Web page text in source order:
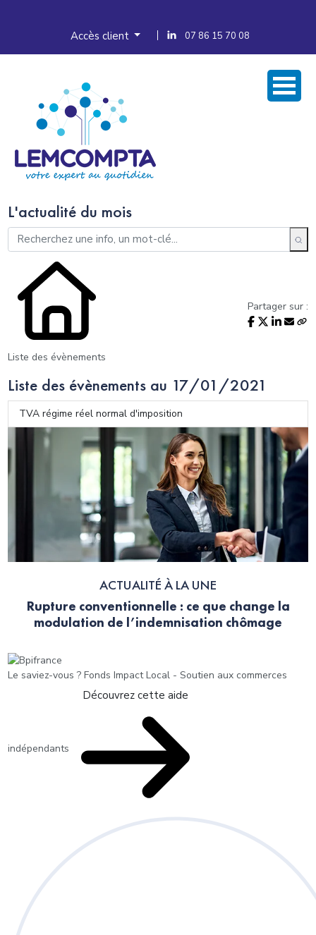
Accès client 07 86 15 70 08
L'actualité du mois
Liste des évènements
Partager sur :
Liste des évènements au 17/01/2021
TVA régime réel normal d'imposition
ACTUALITÉ À LA UNE
Rupture conventionnelle : ce que change la
modulation de l’indemnisation chômage
Le saviez-vous ?Fonds Impact Local - Soutien aux commerces
indépendants
Découvrez cette aide